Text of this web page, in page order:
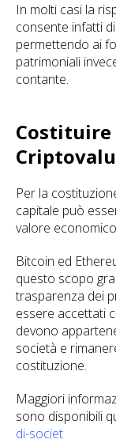
In molti casi la
consente infatti
permettendo ai
patrimoniali
contante.
Costituire
Per la
capitale può
valore
Bitcoin ed
questo scopo
trasparenza dei
essere accettati
devono
società e
costituzione.
Maggiori
sono disponibili
di-societ